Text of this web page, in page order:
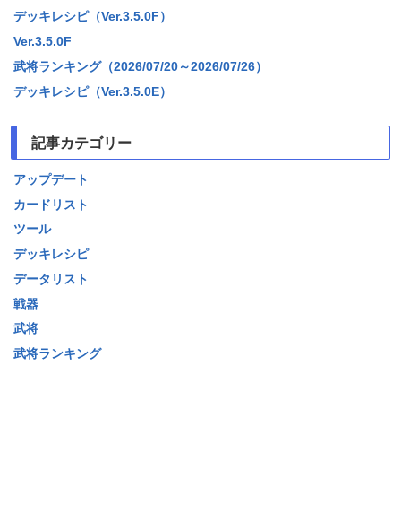
デッキレシピ（Ver.3.5.0F）
Ver.3.5.0F
武将ランキング（2026/07/20～2026/07/26）
デッキレシピ（Ver.3.5.0E）
記事カテゴリー
アップデート
カードリスト
ツール
デッキレシピ
データリスト
戦器
武将
武将ランキング